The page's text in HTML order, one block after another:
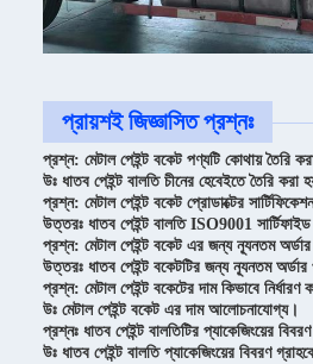
প্রায়শই জিজ্ঞাসিত প্রশ্নঃ
প্রশ্ন: মেটাল পেইন্ট বকেট পণ্যটি কোথায় তৈরি
উঃ ধাতব পেইন্ট বালতি চীনের হেবেইতে তৈরি করা
প্রশ্ন: মেটাল পেইন্ট বকেট প্রোডাক্টের
উত্তরঃ ধাতব পেইন্ট বালতি ISO9001
প্রশ্ন: মেটাল পেইন্ট বকেট এর জন্য ন্যূনতম
উত্তরঃ ধাতব পেইন্ট বকেটটির জন্য ন্যূনতম
প্রশ্ন: মেটাল পেইন্ট বকেটের দাম কিভাবে নির্ধারণ
উঃ মেটাল পেইন্ট বকেট এর দাম আলোচনাযোগ্য।
প্রশ্নঃ ধাতব পেইন্ট বালতিটির প্যাকেজিংয়ের
উঃ ধাতব পেইন্ট বালতি প্যাকেজিংয়ের বিবরণ